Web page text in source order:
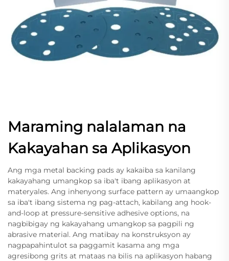
Maraming nalalaman na
Kakayahan sa Aplikasyon
Ang mga metal backing pads ay kakaiba sa kanilang
kakayahang umangkop sa iba't ibang aplikasyon at
materyales. Ang inhenyong surface pattern ay umaangkop
sa iba't ibang sistema ng pag-attach, kabilang ang hook-
and-loop at pressure-sensitive adhesive options, na
nagbibigay ng kakayahang umangkop sa pagpili ng
abrasive material. Ang matibay na konstruksyon ay
nagpapahintulot sa paggamit kasama ang mga
agresibong grits at mataas na bilis na aplikasyon habang